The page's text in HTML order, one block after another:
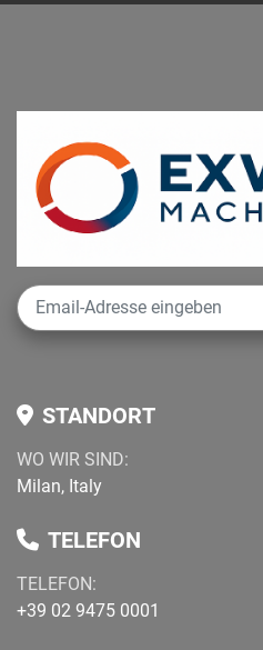
STANDORT
WO WIR SIND:
Milan, Italy
TELEFON
TELEFON:
+39 02 9475 0001